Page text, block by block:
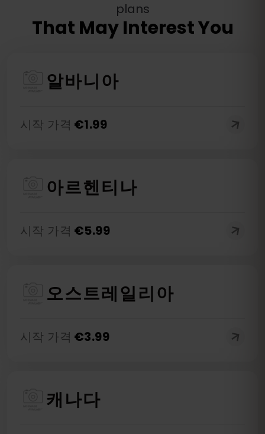
plans
That May Interest You
알바니아
시작 가격 €1.99
아르헨티나
시작 가격 €5.99
오스트레일리아
시작 가격 €3.99
캐나다